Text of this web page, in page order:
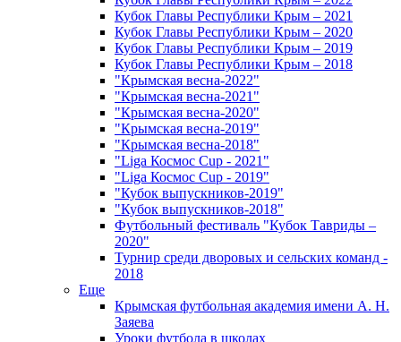
Кубок Главы Республики Крым – 2021
Кубок Главы Республики Крым – 2020
Кубок Главы Республики Крым – 2019
Кубок Главы Республики Крым – 2018
"Крымская весна-2022"
"Крымская весна-2021"
"Крымская весна-2020"
"Крымская весна-2019"
"Крымская весна-2018"
"Liga Космос Cup - 2021"
"Liga Космос Cup - 2019"
"Кубок выпускников-2019"
"Кубок выпускников-2018"
Футбольный фестиваль "Кубок Тавриды –
2020"
Турнир среди дворовых и сельских команд -
2018
Еще
Крымская футбольная академия имени А. Н.
Заяева
Уроки футбола в школах